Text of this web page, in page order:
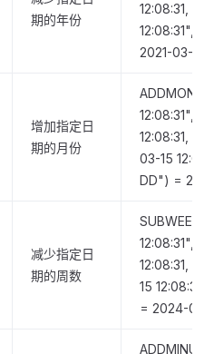
期的年份
12:08:31,
12:08:31",
2021-03-15
增加指定日
期的月份
12:08:31",
12:08:31,
03-15
DD") =
减少指定日
期的周数
12:08:31",
12:08:31,
15
= 2024-02-